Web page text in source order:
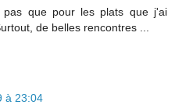
que pour les plats que j'ai
de belles rencontres ...
à 23:04